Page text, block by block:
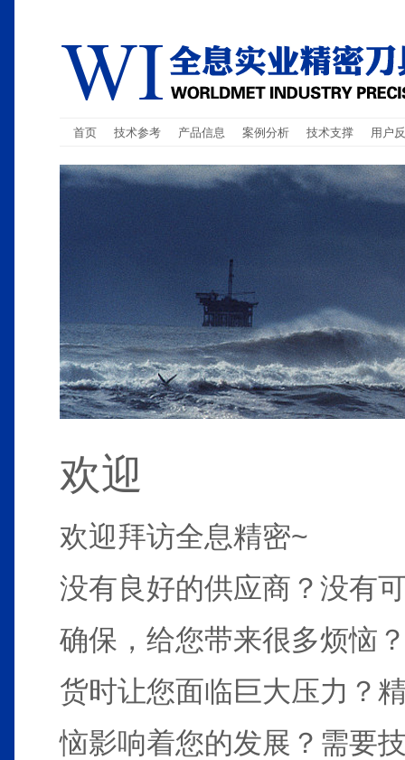
首页 技术参考 产品信息 案例分析 技术支撑 用户
欢迎
欢迎拜访全息精密~
没有良好的供应商？没有
确保，给您带来很多烦恼
货时让您面临巨大压力？
恼影响着您的发展？需要